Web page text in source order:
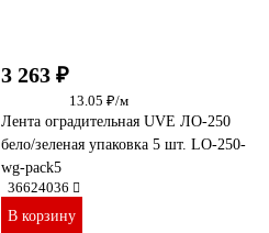
3 263 ₽
13.05 ₽/м
Лента оградительная UVE ЛО-250
бело/зеленая упаковка 5 шт. LO-250-
wg-pack5
36624036
В корзину